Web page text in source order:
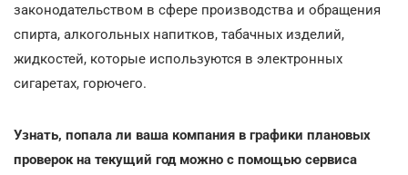
законодательством в сфере производства и обращения
спирта, алкогольных напитков, табачных изделий,
жидкостей, которые используются в электронных
сигаретах, горючего.
Узнать, попала ли ваша компания в графики плановых
проверок на текущий год можно с помощью сервиса